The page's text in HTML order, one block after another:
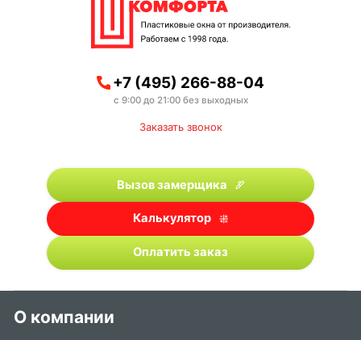
+7 (495) 266-88-04
с 9:00 до 21:00 без выходных
Заказать звонок
Вызов замерщика
Калькулятор
Оплатить заказ
О компании